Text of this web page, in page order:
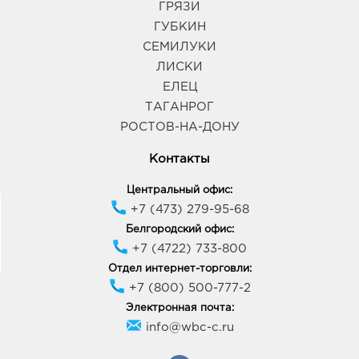
10:00 - 21:00
394033, Воронежская обл, г Воронеж, пр-кт
График работы: 10:00 - 21:00
Воронеж Сити-парк Град: 377.0 руб.
Солнечный, ул Парковая, д. 3
График работы:
Воронеж Тенистый: 377.0 руб.
394070, Воронежская обл, г Воронеж, ул
Тепличная, д. 4а
ГРЯЗИ
ГУБКИН
СЕМИЛУКИ
ЛИСКИ
ЕЛЕЦ
ТАГАНРОГ
РОСТОВ-НА-ДОНУ
Контакты
Центральный офис:
+7 (473) 279-95-68
Белгородский офис:
+7 (4722) 733-800
Отдел интернет-торговли:
+7 (800) 500-777-2
Электронная почта:
info@wbc-c.ru